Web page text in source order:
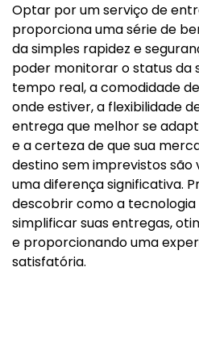
Optar por um serviço de
proporciona uma série de
da simples rapidez e
poder monitorar o status da
tempo real, a comodidade
onde estiver, a flexibilidade
entrega que melhor se
e a certeza de que sua
destino sem imprevistos
uma diferença significativa.
descobrir como a
simplificar suas entregas,
e proporcionando uma
satisfatória.